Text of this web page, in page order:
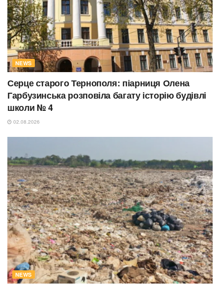
NEWS
Серце старого Тернополя: піарниця Олена
Гарбузинська розповіла багату історію будівлі
школи № 4
02.08.2026
NEWS